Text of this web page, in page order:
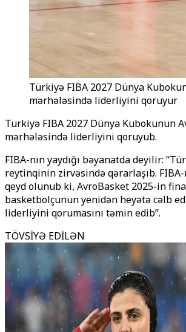
Türkiyə FIBA 2027 Dünya
mərhələsində liderliyini qoruyur
Türkiyə FIBA 2027 Dünya Kubokunun
mərhələsində liderliyini qoruyub.
FIBA-nın yaydığı bəyanatda deyilir:
reytinqinin zirvəsində qərarlaşıb. FIBA-
qeyd olunub ki, AvroBasket 2025-in
basketbolçunun yenidən heyətə cəlb
liderliyini qorumasını təmin edib’’.
TÖVSİYƏ EDİLƏN